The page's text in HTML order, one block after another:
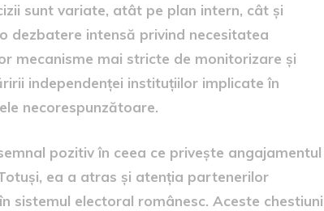
sunt variate, atât pe plan intern, cât și
dezbatere intensă privind necesitatea
mecanisme mai stricte de monitorizare și
independenței instituțiilor implicate în
necorespunzătoare.
pozitiv în ceea ce privește angajamentul
ea a atras și atenția partenerilor
sistemul electoral românesc. Aceste chestiuni